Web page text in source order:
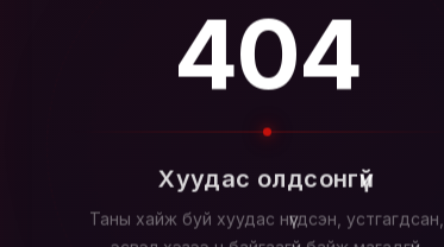
404
Хуудас олдсонгүй
Таны хайж буй хуудас нүүгдсэн, устгагдсан,